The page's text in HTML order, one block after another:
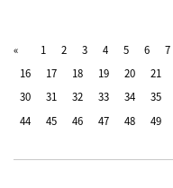
1 2 3 4 5 6 7
16
17 18 19 20 21
30
31 32 33 34 35
44
45 46 47 48 49